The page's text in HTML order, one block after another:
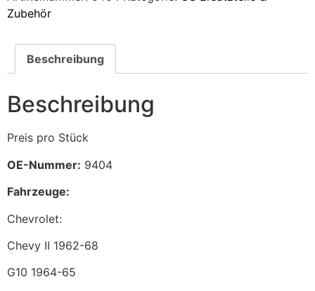
Zubehör
Beschreibung
Beschreibung
Preis pro Stück
OE-Nummer: 9404
Fahrzeuge:
Chevrolet:
Chevy II 1962-68
G10 1964-65